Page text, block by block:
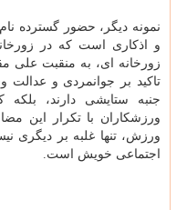
نمونه دیگر، حضور گسترده
و اذکاری است که در
زورخانه ای، به منقبت علی
تاکید بر جوانمردی و
جنبه ستایشی دارند، بلکه
ورزشکاران با تکرار این
ورزش، تنها غلبه بر دیگری
اجتماعی خویش است.